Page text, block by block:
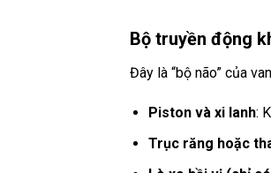
Bộ truyền động
Đây là “bộ não” của
Piston và xi lanh:
Trục răng hoặc